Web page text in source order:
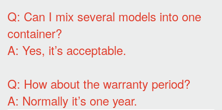
Q: Can I mix several models into one
container?
A: Yes, it’s acceptable.
Q: How about the warranty period?
A: Normally it’s one year.